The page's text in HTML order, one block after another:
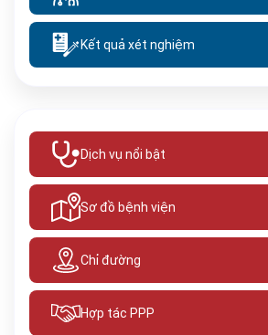
Kết quả xét nghiệm
Dịch vụ nổi bật
Sơ đồ bệnh viện
Chỉ đường
Hợp tác PPP